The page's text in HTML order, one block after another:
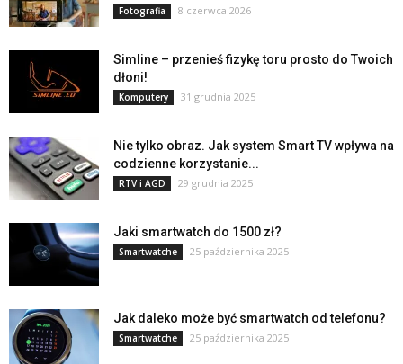
Fotografia 8 czerwca 2026
Simline – przenieś fizykę toru prosto do Twoich
dłoni!
Komputery 31 grudnia 2025
Nie tylko obraz. Jak system Smart TV wpływa na
codzienne korzystanie...
RTV i AGD 29 grudnia 2025
Jaki smartwatch do 1500 zł?
Smartwatche 25 października 2025
Jak daleko może być smartwatch od telefonu?
Smartwatche 25 października 2025